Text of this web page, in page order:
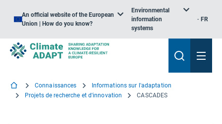
An official website of the European
Union | How do you know?
Environmental
information
systems
FR
Connaissances
Informations sur l'adaptation
Projets de recherche et d'innovation
CASCADES